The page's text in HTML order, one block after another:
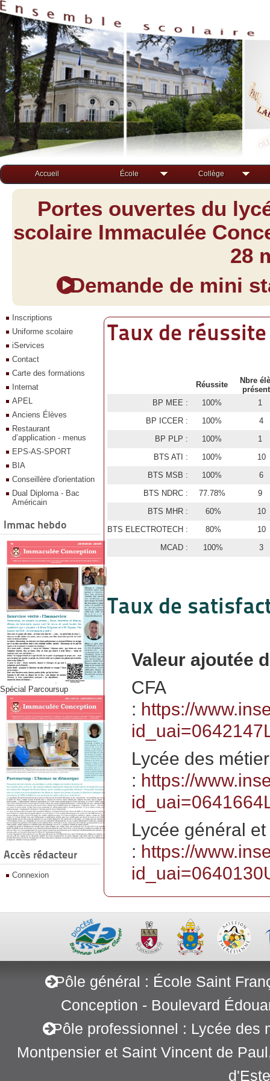
Accueil École Collège
Portes ouvertes du
scolaire Immaculée
28
Demande de mini
Inscriptions
Uniforme scolaire
iServices
Contact
Carte des formations
Internat
APEL
Anciens Élèves
Restaurant
d’application - menus
EPS-AS-SPORT
BIA
Conseillère d'orientation
Dual Diploma - Bac
Américain
Immac hebdo
Spécial Parcoursup
Accès rédacteur
Connexion
Taux de
Réussite
Nbre
BP MEE :
100%
1
BP ICCER :
100%
4
BP PLP :
100%
1
BTS ATI :
100%
10
BTS MSB :
100%
6
BTS NDRC :
77.78%
9
BTS MHR :
60%
10
BTS ELECTROTECH :
80%
10
MCAD :
100% 3
Taux de
Valeur ajoutée
CFA
: https://
Lycée des
: https://
Lycée général
: https://
Pôle général : École Saint
Conception - Boulevard
Pôle professionnel : Lycée des
Montpensier et Saint Vincent de